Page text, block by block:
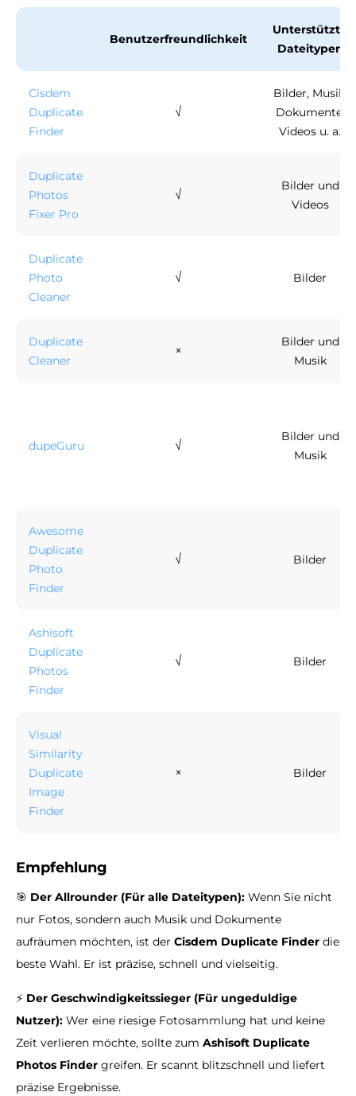
Benutzerfreundlichkeit
Unterstützte
Dateitypen
Cisdem
Duplicate
Finder
√
Bilder, Musik,
Dokumente,
Videos u. a.
Duplicate
Photos
Fixer Pro
√
Bilder und
Videos
Duplicate
Photo
Cleaner
√ Bilder
Duplicate
Cleaner
×
Bilder und
Musik
dupeGuru √
Bilder und
Musik
Awesome
Duplicate
Photo
Finder
√ Bilder
Ashisoft
Duplicate
Photos
Finder
√ Bilder
Visual
Similarity
Duplicate
Image
Finder
× Bilder
Empfehlung
🎯 Der Allrounder (Für alle Dateitypen): Wenn Sie nicht
nur Fotos, sondern auch Musik und Dokumente
aufräumen möchten, ist der Cisdem Duplicate Finder die
beste Wahl. Er ist präzise, schnell und vielseitig.
⚡ Der Geschwindigkeitssieger (Für ungeduldige
Nutzer): Wer eine riesige Fotosammlung hat und keine
Zeit verlieren möchte, sollte zum Ashisoft Duplicate
Photos Finder greifen. Er scannt blitzschnell und liefert
präzise Ergebnisse.